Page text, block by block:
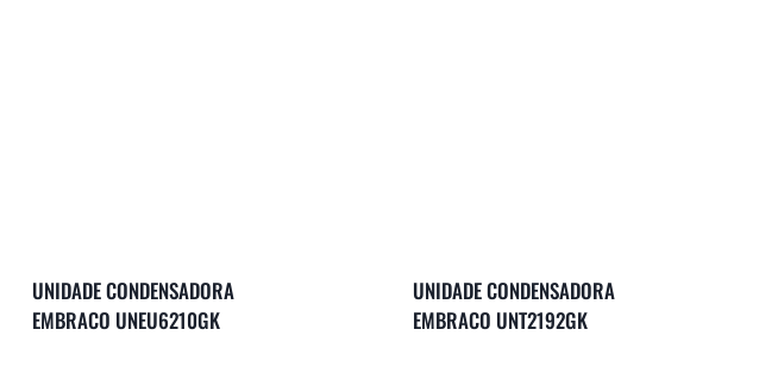
UNIDADE CONDENSADORA
EMBRACO UNEU6210GK
UNIDADE CONDENSADORA
EMBRACO UNT2192GK